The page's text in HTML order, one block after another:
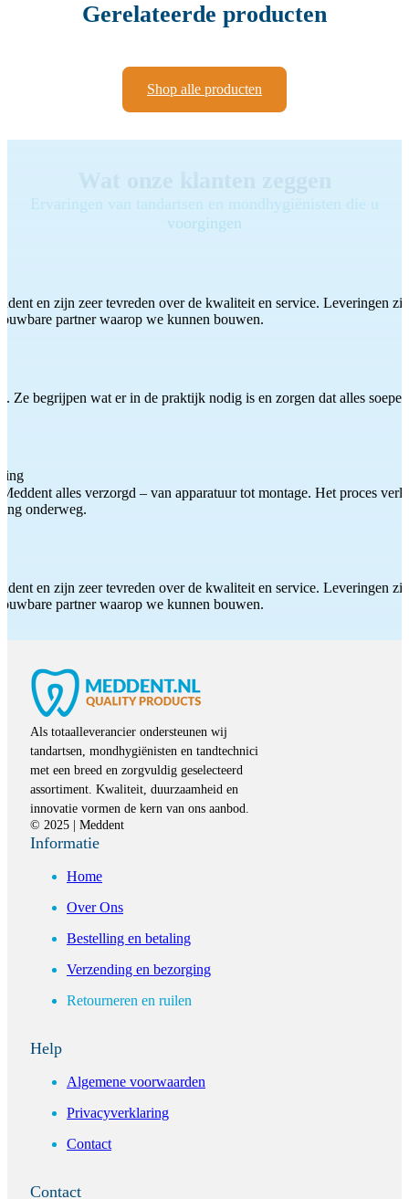
Gerelateerde producten
Shop alle producten
Ervaringen van tandartsen en mondhygiënisten die u
voorgingen
en zijn zeer tevreden over de kwaliteit en service. Leveringen
partner waarop we kunnen bouwen.
Ze begrijpen wat er in de praktijk nodig is en zorgen dat alles
alles verzorgd – van apparatuur tot montage. Het proces
onderweg.
en zijn zeer tevreden over de kwaliteit en service. Leveringen
partner waarop we kunnen bouwen.
Als totaalleverancier ondersteunen wij
tandartsen, mondhygiënisten en tandtechnici
met een breed en zorgvuldig geselecteerd
assortiment. Kwaliteit, duurzaamheid en
innovatie vormen de kern van ons aanbod.
© 2025 | Meddent
Informatie
Home
Over Ons
Bestelling en betaling
Verzending en bezorging
Retourneren en ruilen
Help
Algemene voorwaarden
Privacyverklaring
Contact
Contact